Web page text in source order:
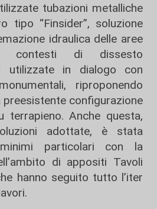
tubazioni metalliche
tipo “Finsider”, soluzione
idraulica delle aree
contesti di dissesto
utilizzate in dialogo con
riproponendo
configurazione
terrapieno. Anche questa,
adottate, è stata
particolari con la
di appositi Tavoli
hanno seguito tutto l’iter